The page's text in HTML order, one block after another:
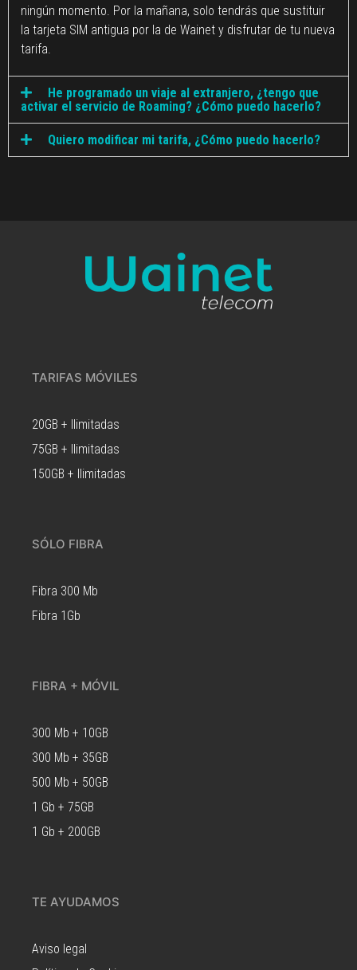
ningún momento. Por la mañana, solo tendrás que sustituir
la tarjeta SIM antigua por la de Wainet y disfrutar de tu nueva
tarifa.
He programado un viaje al extranjero, ¿tengo que
activar el servicio de Roaming? ¿Cómo puedo hacerlo?
Quiero modificar mi tarifa, ¿Cómo puedo hacerlo?
TARIFAS MÓVILES
20GB + Ilimitadas
75GB + Ilimitadas
150GB + Ilimitadas
SÓLO FIBRA
Fibra 300 Mb
Fibra 1Gb
FIBRA + MÓVIL
300 Mb + 10GB
300 Mb + 35GB
500 Mb + 50GB
1 Gb + 75GB
1 Gb + 200GB
TE AYUDAMOS
Aviso legal